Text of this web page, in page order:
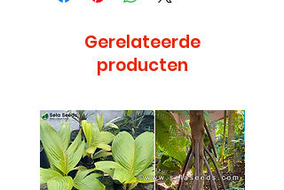
Gerelateerde
producten